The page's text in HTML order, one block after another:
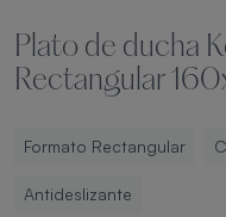
Plato de ducha
Rectangular
Formato Rectangular
Antideslizante